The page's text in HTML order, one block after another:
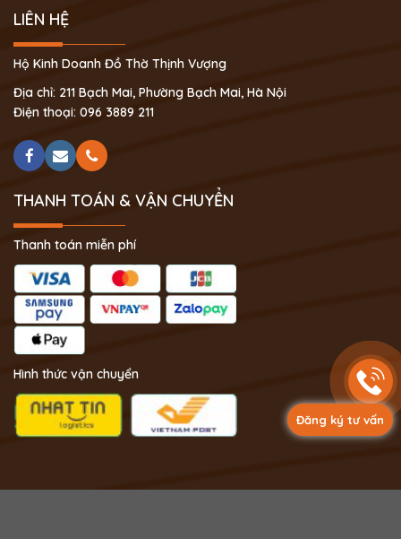
Đăng ký tư vấn
LIÊN HỆ
Hộ Kinh Doanh Đồ Thờ Thịnh Vượng
Địa chỉ: 211 Bạch Mai, Phường Bạch Mai, Hà Nội
Điện thoại: 096 3889 211
THANH TOÁN & VẬN CHUYỂN
Thanh toán miễn phí
Hình thức vận chuyển